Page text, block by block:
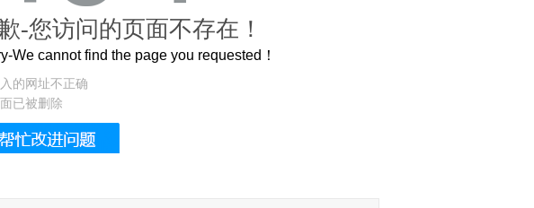
的长卷，还原了600岁的紫禁城
-您访问的页面不存在！
We cannot find the page you requested！
的网址不正确
已被删除